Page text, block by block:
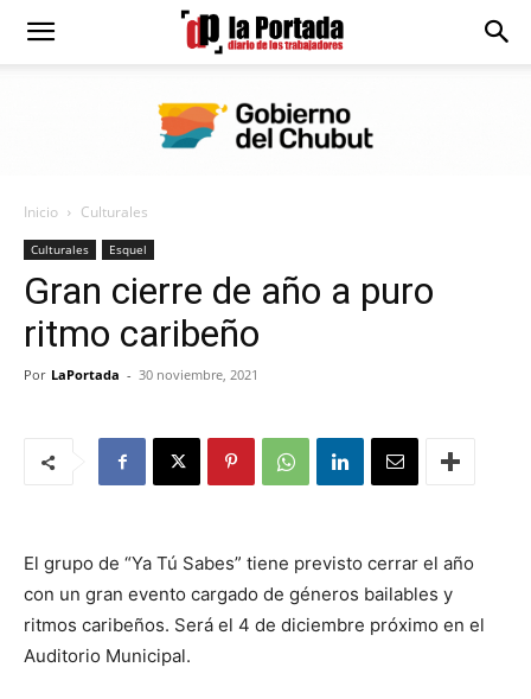
Diario
Portada
Inicio Culturales
Culturales Esquel
Gran cierre de año a puro
ritmo caribeño
Por LaPortada - 30 noviembre, 2021
El grupo de “Ya Tú Sabes” tiene previsto cerrar el año
con un gran evento cargado de géneros bailables y
ritmos caribeños. Será el 4 de diciembre próximo en el
Auditorio Municipal.